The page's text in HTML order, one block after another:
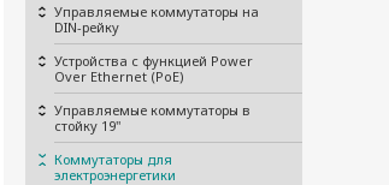
Управляемые коммутаторы на
DIN-рейку
Устройства с функцией Power
Over Ethernet (PoE)
Управляемые коммутаторы в
стойку 19"
Коммутаторы для
электроэнергетики